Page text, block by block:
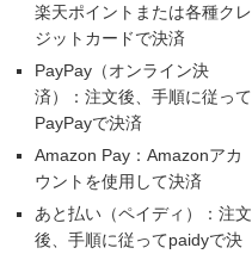
楽天ポイントまたは各種クレ
ジットカードで決済
PayPay（オンライン決
済）：注文後、手順に従って
PayPayで決済
Amazon Pay：Amazonアカ
ウントを使用して決済
あと払い（ペイディ）：注文
後、手順に従ってpaidyで決